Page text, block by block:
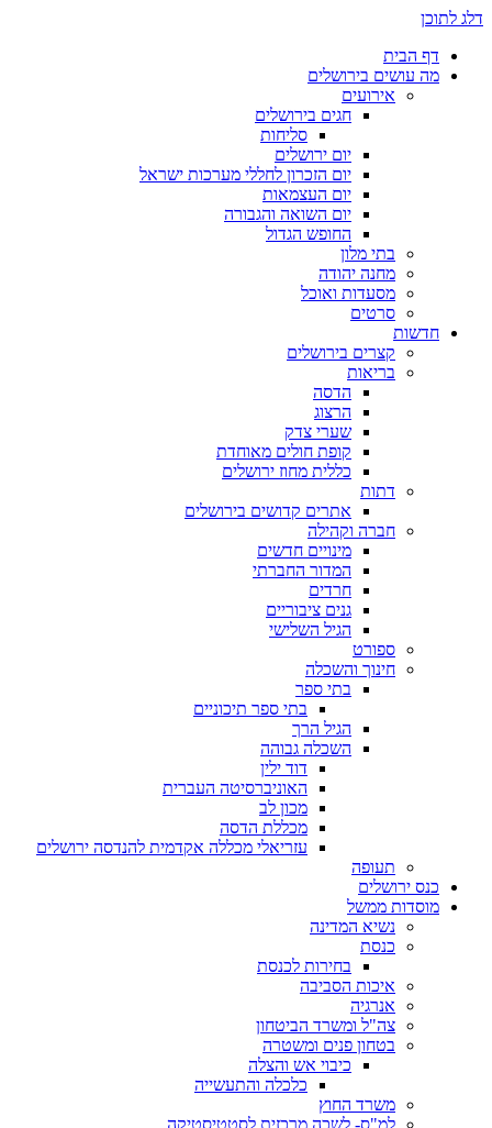
דלג לתוכן
דף הבית
מה עושים בירושלים
אירועים
חגים בירושלים
סליחות
יום ירושלים
יום הזכרון לחללי מערכות ישראל
יום העצמאות
יום השואה והגבורה
החופש הגדול
בתי מלון
מחנה יהודה
מסעדות ואוכל
סרטים
חדשות
קצרים בירושלים
בריאות
הדסה
הרצוג
שערי צדק
קופת חולים מאוחדת
כללית מחוז ירושלים
דתות
אתרים קדושים בירושלים
חברה וקהילה
מינויים חדשים
המדור החברתי
חרדים
גנים ציבוריים
הגיל השלישי
ספורט
חינוך והשכלה
בתי ספר
בתי ספר תיכוניים
הגיל הרך
השכלה גבוהה
דוד ילין
האוניברסיטה העברית
מכון לב
מכללת הדסה
עזריאלי מכללה אקדמית להנדסה ירושלים
תעופה
כנס ירושלים
מוסדות ממשל
נשיא המדינה
כנסת
בחירות לכנסת
איכות הסביבה
אנרגיה
צה"ל ומשרד הביטחון
בטחון פנים ומשטרה
כיבוי אש והצלה
כלכלה והתעשייה
משרד החוץ
למ"ס- לשכה מרכזית לסטטיסטיקה